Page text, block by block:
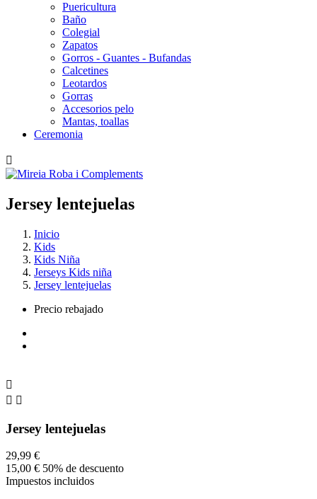
Puericultura
Baño
Colegial
Zapatos
Gorros - Guantes - Bufandas
Calcetines
Leotardos
Gorras
Accesorios pelo
Mantas, toallas
Ceremonia

Jersey lentejuelas
Inicio
Kids
Kids Niña
Jerseys Kids niña
Jersey lentejuelas
Precio rebajado

 
Jersey lentejuelas
29,99 €
15,00 € 50% de descuento
Impuestos incluidos